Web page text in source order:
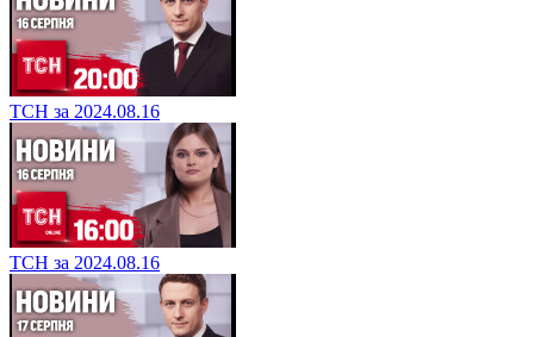
ТСН за 2024.08.16
ТСН за 2024.08.16